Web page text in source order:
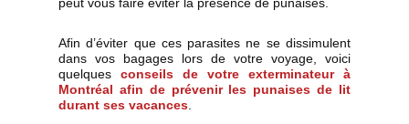
Afin d’éviter que ces parasites ne se dissimulent
dans vos bagages lors de votre voyage, voici
quelquesconseils de votre exterminateur à
Montréal afin de prévenir les punaises de lit
durant ses vacances